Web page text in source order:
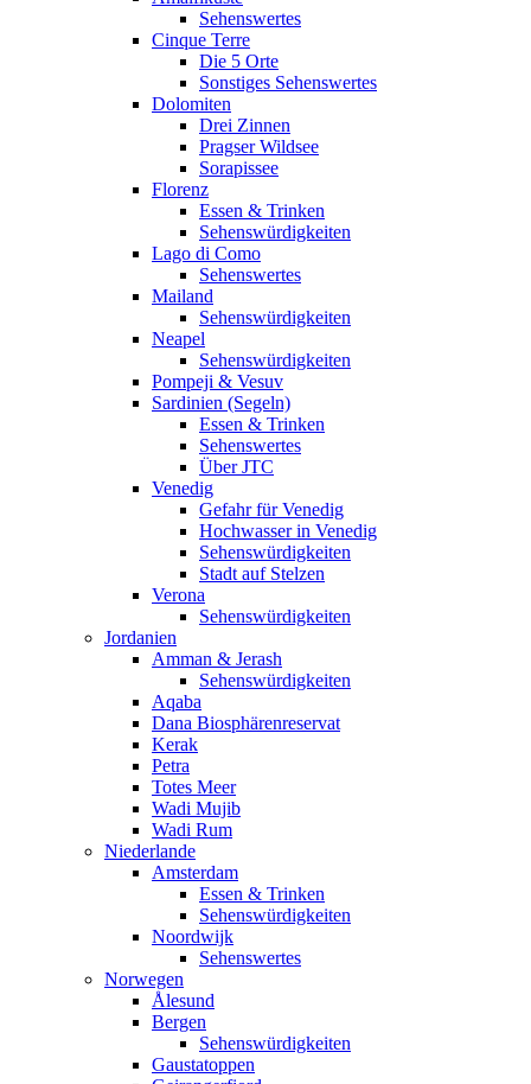
Sehenswertes
Cinque Terre
Die 5 Orte
Sonstiges Sehenswertes
Dolomiten
Drei Zinnen
Pragser Wildsee
Sorapissee
Florenz
Essen & Trinken
Sehenswürdigkeiten
Lago di Como
Sehenswertes
Mailand
Sehenswürdigkeiten
Neapel
Sehenswürdigkeiten
Pompeji & Vesuv
Sardinien (Segeln)
Essen & Trinken
Sehenswertes
Über JTC
Venedig
Gefahr für Venedig
Hochwasser in Venedig
Sehenswürdigkeiten
Stadt auf Stelzen
Verona
Sehenswürdigkeiten
Jordanien
Amman & Jerash
Sehenswürdigkeiten
Aqaba
Dana Biosphärenreservat
Kerak
Petra
Totes Meer
Wadi Mujib
Wadi Rum
Niederlande
Amsterdam
Essen & Trinken
Sehenswürdigkeiten
Noordwijk
Sehenswertes
Norwegen
Ålesund
Bergen
Sehenswürdigkeiten
Gaustatoppen